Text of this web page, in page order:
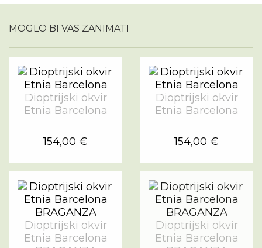
MOGLO BI VAS ZANIMATI
Dioptrijski okvir
Etnia Barcelona
154,00 €
Dioptrijski okvir
Etnia Barcelona
154,00 €
Dioptrijski okvir
Etnia Barcelona
Dioptrijski okvir
Etnia Barcelona